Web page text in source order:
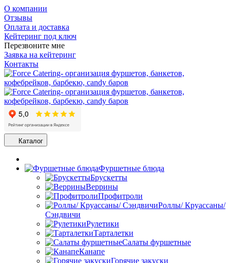
О компании
Отзывы
Оплата и доставка
Кейтеринг под ключ
Перезвоните мне
Заявка на кейтеринг
Контакты
Каталог
Фуршетные блюда
Брускетты
Веррины
Профитроли
Роллы/ Круассаны/
Сэндвичи
Рулетики
Тарталетки
Салаты фуршетные
Канапе
Горячие закуски